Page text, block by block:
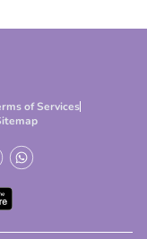
of Services